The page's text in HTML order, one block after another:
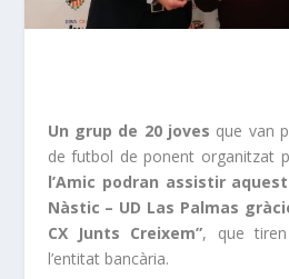
Un grup de 20 joves que van
de futbol de ponent organitzat
l’Amic podran assistir
Nàstic – UD Las Palmas
CX Junts Creixem”, que
l’entitat bancària.